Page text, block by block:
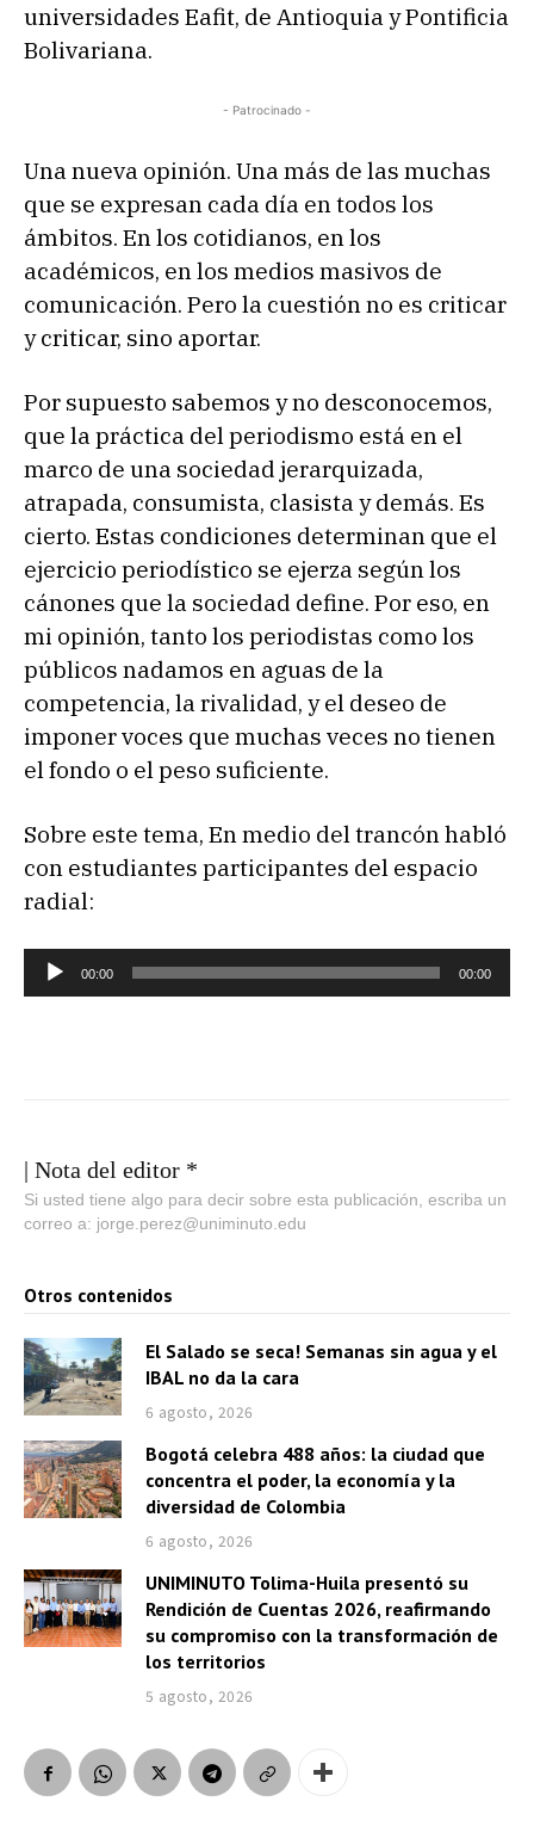
universidades Eafit, de Antioquia y Pontificia
Bolivariana.
- Patrocinado -
Una nueva opinión. Una más de las muchas
que se expresan cada día en todos los
ámbitos. En los cotidianos, en los
académicos, en los medios masivos de
comunicación. Pero la cuestión no es criticar
y criticar, sino aportar.
Por supuesto sabemos y no desconocemos,
que la práctica del periodismo está en el
marco de una sociedad jerarquizada,
atrapada, consumista, clasista y demás. Es
cierto. Estas condiciones determinan que el
ejercicio periodístico se ejerza según los
cánones que la sociedad define. Por eso, en
mi opinión, tanto los periodistas como los
públicos nadamos en aguas de la
competencia, la rivalidad, y el deseo de
imponer voces que muchas veces no tienen
el fondo o el peso suficiente.
Sobre este tema, En medio del trancón habló
con estudiantes participantes del espacio
radial:
e
u
c
t
r
d
e
a
d
i
00:00 00:00
| Nota del editor *
Si usted tiene algo para decir sobre esta publicación, escriba un
correo a: jorge.perez@uniminuto.edu
Otros contenidos
El Salado se seca! Semanas sin agua y el
IBAL no da la cara
6 agosto, 2026
Bogotá celebra 488 años: la ciudad que
concentra el poder, la economía y la
diversidad de Colombia
6 agosto, 2026
UNIMINUTO Tolima-Huila presentó su
Rendición de Cuentas 2026, reafirmando
su compromiso con la transformación de
los territorios
5 agosto, 2026